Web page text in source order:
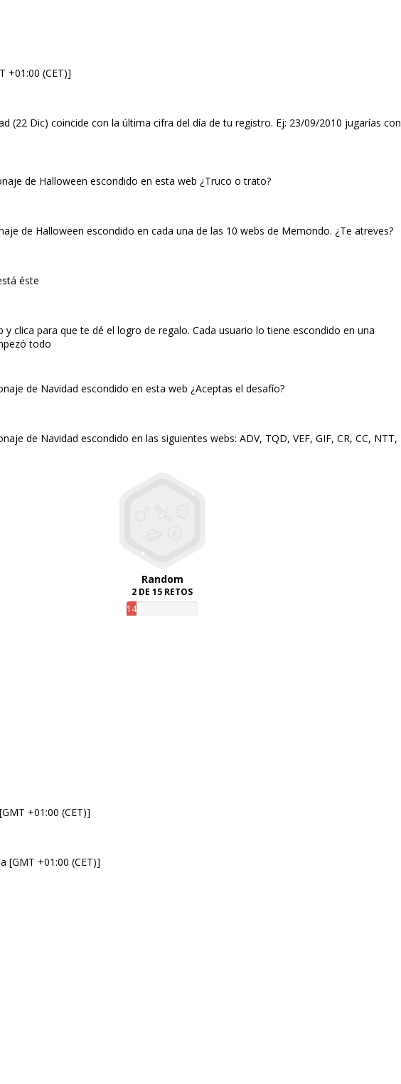
+01:00 (CET)]
(22 Dic) coincide con la última cifra del día de tu registro. Ej: 23/09/2010 jugarías con
de Halloween escondido en esta web ¿Truco o trato?
de Halloween escondido en cada una de las 10 webs de Memondo. ¿Te atreves?
éste
clica para que te dé el logro de regalo. Cada usuario lo tiene escondido en una
todo
de Navidad escondido en esta web ¿Aceptas el desafío?
de Navidad escondido en las siguientes webs: ADV, TQD, VEF, GIF, CR, CC, NTT,
Random
2 DE 15 RETOS
14%
+01:00 (CET)]
[GMT +01:00 (CET)]